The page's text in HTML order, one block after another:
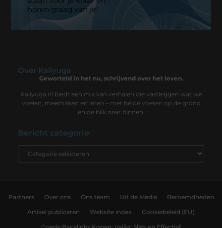
horen graag van je!
Over Kaliyuga
Geworteld in het nu, schrijvend over het leven.
Kaliyuga.nl biedt een mix van verhalen die vastleggen wat we
voelen, meemaken en leren – met beide voeten op de grond
en de blik naar binnen.
Bericht categorie
Partners Over ons Ons team Uit de Media Beroemdheden
Artikel publiceren Website index Cookiebeleid (EU)